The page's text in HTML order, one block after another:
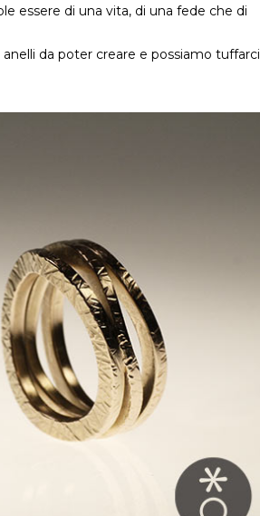
essere di una vita, di una fede che di
anelli da poter creare e possiamo tuffarci